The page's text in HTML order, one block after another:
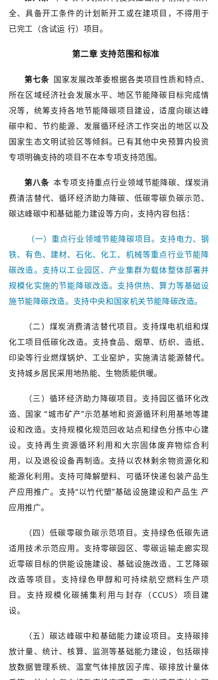
全、具备开工条件的计划新开工或在建项目，不得用于
已完工（含试运 行）项目。
第二章 支持范围和标准
第七条国家发展改革委根据各类项目性质和特点、
所在区域经济社会发展水平、地区节能降碳目标完成情
况等，统筹支持各地节能降碳项目建设，适度向碳达峰
碳中和、节约能源、发展循环经济工作突出的地区以及
国家生态文明试验区等倾斜。已有其他中央预算内投资
专项明确支持的项目不在本专项支持范围。
第八条 本专项支持重点行业领域节能降碳、煤炭消
费清洁替代、循环经济助力降碳、低碳零碳负碳示范、
碳达峰碳中和基础能力建设等方向，支持内容包括：
（一）重点行业领域节能降碳项目。支持电力、钢
铁、有色、建材、石化、化工、机械等重点行业节能降
碳改造。支持以工业园区、产业集群为载体整体部署并
规模化实施的节能降碳改造。支持供热、算力等基础设
施节能降碳改造。支持中央和国家机关节能降碳改造。
（二）煤炭消费清洁替代项目。支持煤电机组和煤
化工项目低碳化改造。支持食品、烟草、纺织、造纸、
印染等行业燃煤锅炉、工业窑炉，实施清洁能源替代。
支持城乡居民采用地热能、生物质能供暖。
（三）循环经济助力降碳项目。支持园区循环化改
造、国家 “城市矿产”示范基地和资源循环利用基地等建
设和改造。支持规模化规范回收站点和绿色分拣中心建
设。支持再生资源循环利用和大宗固体废弃物综合利
用，以及退役设备再制造。支持以农林剩余物资源化和
能源化利用。支持可降解塑料、可循环快递包装产品生
产应用推广。支持“以竹代塑”基础设施建设和产品生 产
应用推广。
（四）低碳零碳负碳示范项目。支持绿色低碳先进
适用技术示范应用。支持零碳园区、零碳运输走廊实现
近零碳目标的供能设施建设、基础设施改造、工艺降碳
改造等项目。支持绿色甲醇和可持续航空燃料生产项
目。支持规模化碳捕集利用与封存（CCUS）项目建
设。
（五）碳达峰碳中和基础能力建设项目。支持碳排
放计量、统计、核算、监测等基础能力建设，包括碳排
放数据管理系统、温室气体排放因子库、碳排放计量体